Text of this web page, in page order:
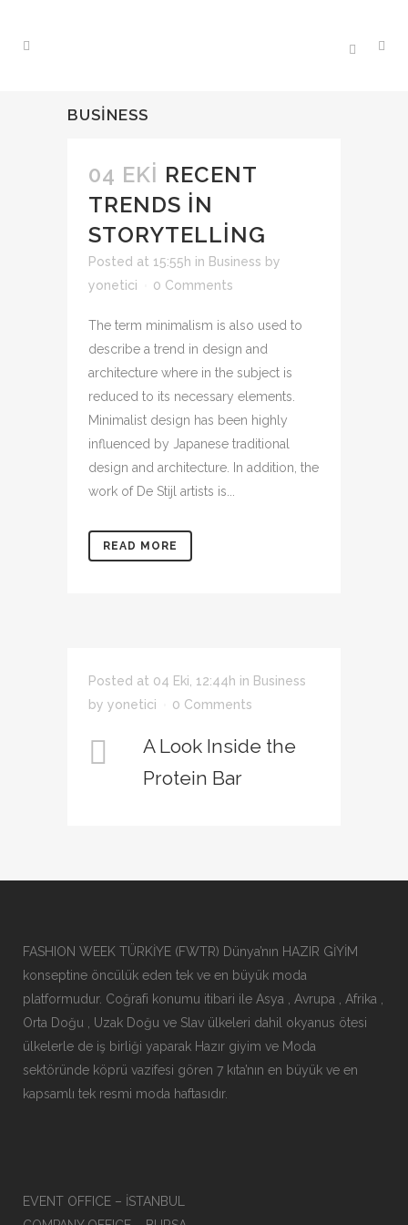
BUSINESS
04 EKI RECENT
TRENDS IN
STORYTELLING
Posted at 15:55h in Business by
yonetici
0 Comments
The term minimalism is also used to
describe a trend in design and
architecture where in the subject is
reduced to its necessary elements.
Minimalist design has been highly
influenced by Japanese traditional
design and architecture. In addition, the
work of De Stijl artists is...
READ MORE
Posted at 04 Eki, 12:44h in Business
by yonetici 0 Comments
A Look Inside the
Protein Bar
FASHION WEEK TÜRKİYE (FWTR) Dünya’nın HAZIR GİYİM
konseptine öncülük eden tek ve en büyük moda
platformudur. Coğrafi konumu itibari ile Asya , Avrupa , Afrika ,
Orta Doğu , Uzak Doğu ve Slav ülkeleri dahil okyanus ötesi
ülkelerle de iş birliği yaparak Hazır giyim ve Moda
sektöründe köprü vazifesi gören 7 kıta’nın en büyük ve en
kapsamlı tek resmi moda haftasıdır.
EVENT OFFICE – İSTANBUL